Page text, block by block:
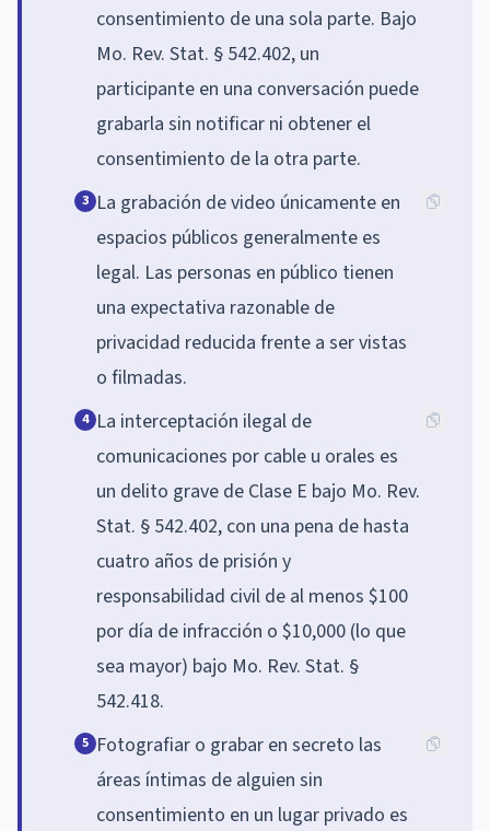
consentimiento de una sola parte. Bajo
Mo. Rev. Stat. § 542.402, un
participante en una conversación puede
grabarla sin notificar ni obtener el
consentimiento de la otra parte.
3 La grabación de video únicamente en
espacios públicos generalmente es
legal. Las personas en público tienen
una expectativa razonable de
privacidad reducida frente a ser vistas
o filmadas.
4 La interceptación ilegal de
comunicaciones por cable u orales es
un delito grave de Clase E bajo Mo. Rev.
Stat. § 542.402, con una pena de hasta
cuatro años de prisión y
responsabilidad civil de al menos $100
por día de infracción o $10,000 (lo que
sea mayor) bajo Mo. Rev. Stat. §
542.418.
5 Fotografiar o grabar en secreto las
áreas íntimas de alguien sin
consentimiento en un lugar privado es